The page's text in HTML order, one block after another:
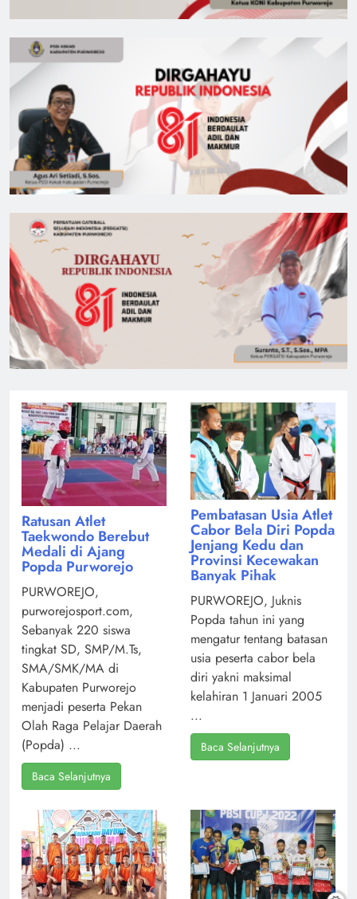
Ratusan Atlet
Taekwondo Berebut
Medali di Ajang
Popda Purworejo
PURWOREJO,
purworejosport.com,
Sebanyak 220 siswa
tingkat SD, SMP/M.Ts,
SMA/SMK/MA di
Kabupaten Purworejo
menjadi peserta Pekan
Olah Raga Pelajar Daerah
(Popda) ...
Baca Selanjutnya
Pembatasan Usia Atlet
Cabor Bela Diri Popda
Jenjang Kedu dan
Provinsi Kecewakan
Banyak Pihak
PURWOREJO, Juknis
Popda tahun ini yang
mengatur tentang batasan
usia peserta cabor bela
diri yakni maksimal
kelahiran 1 Januari 2005
...
Baca Selanjutnya